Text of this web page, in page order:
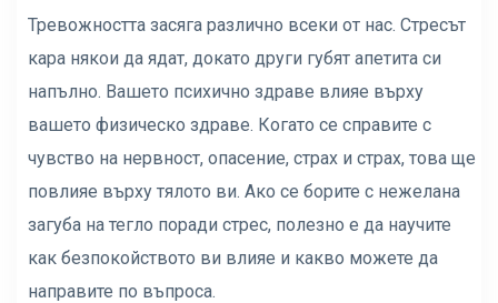
Тревожността засяга различно всеки от нас. Стресът
кара някои да ядат, докато други губят апетита си
напълно. Вашето психично здраве влияе върху
вашето физическо здраве. Когато се справите с
чувство на нервност, опасение, страх и страх, това ще
повлияе върху тялото ви. Ако се борите с нежелана
загуба на тегло поради стрес, полезно е да научите
как безпокойството ви влияе и какво можете да
направите по въпроса.